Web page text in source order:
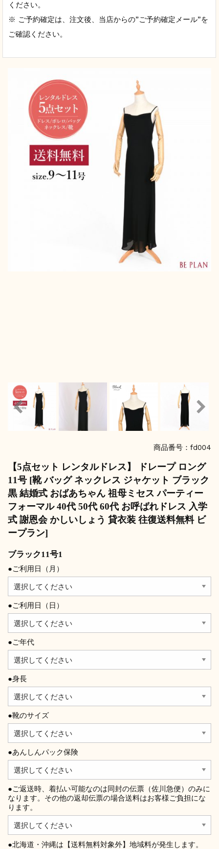
ください。
※ ご予約確定は、注文後、当店からの”ご予約確定メール”を
ご確認ください。
商品番号：fd004
【5点セット レンタルドレス】 ドレープ ロング
11号 [靴 バッグ ネックレス ジャケット ブラック
黒 結婚式 おばあちゃん 祖母ミセス パーティー
フォーマル 40代 50代 60代 お呼ばれドレス 入学
式 謝恩会 かしいしょう 貸衣装 往復送料無料 ビ
ープラン]
ブラック11号1
●ご利用日（月）
●ご利用日（日）
●ご年代
●身長
●靴のサイズ
●あんしんパック保険
●ご返送時、着払い可能なのは同封の伝票（佐川急便）のみに
なります。その他の返却伝票の場合送料はお客様ご負担にな
ります。
●北海道・沖縄は【送料無料対象外】地域料が発生します。